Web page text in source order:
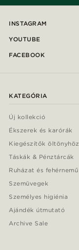
INSTAGRAM
YOUTUBE
FACEBOOK
KATEGÓRIA
Új kollekció
Ékszerek és karórák
Kiegészítők öltönyhöz
Táskák & Pénztárcák
Ruházat és fehérnemű
Szemüvegek
Személyes higiénia
Ajándék útmutató
Archive Sale